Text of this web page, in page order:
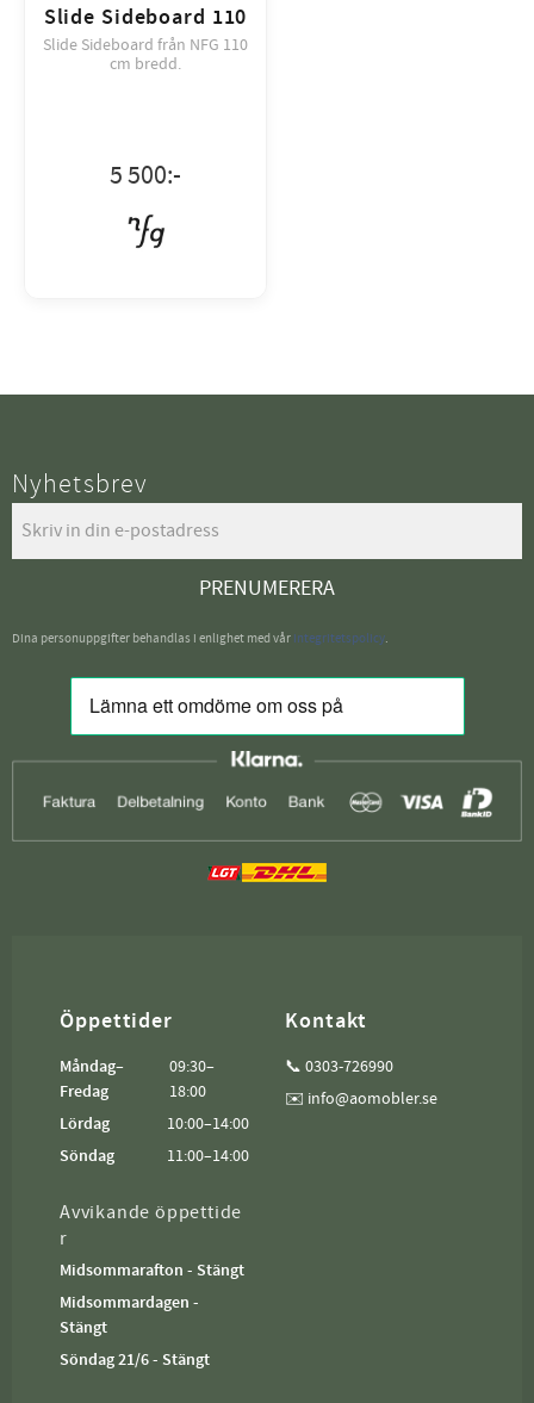
Slide Sideboard 110
Slide Sideboard från NFG 110
cm bredd.
5 500:-
Nyhetsbrev
PRENUMERERA
Dina personuppgifter behandlas i enlighet med vår integritetspolicy.
Öppettider
Måndag–
Fredag
09:30–
18:00
Lördag
10:00–14:00
Söndag
11:00–14:00
Avvikande öppettide
r
Midsommarafton - Stängt
Midsommardagen -
Stängt
Söndag 21/6 - Stängt
Kontakt
📞 0303-726990
✉️ info@aomobler.se